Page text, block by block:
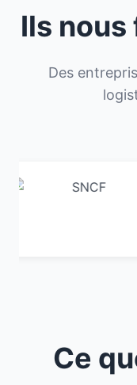
Ils
Des
Ce